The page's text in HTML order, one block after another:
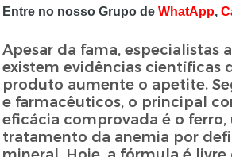
Entre no nosso Grupo deWhatApp,
Apesar da fama, especialistas
existem evidências científicas
produto aumente o apetite.
e farmacêuticos, o principal
eficácia comprovada é o
tratamento da anemia por